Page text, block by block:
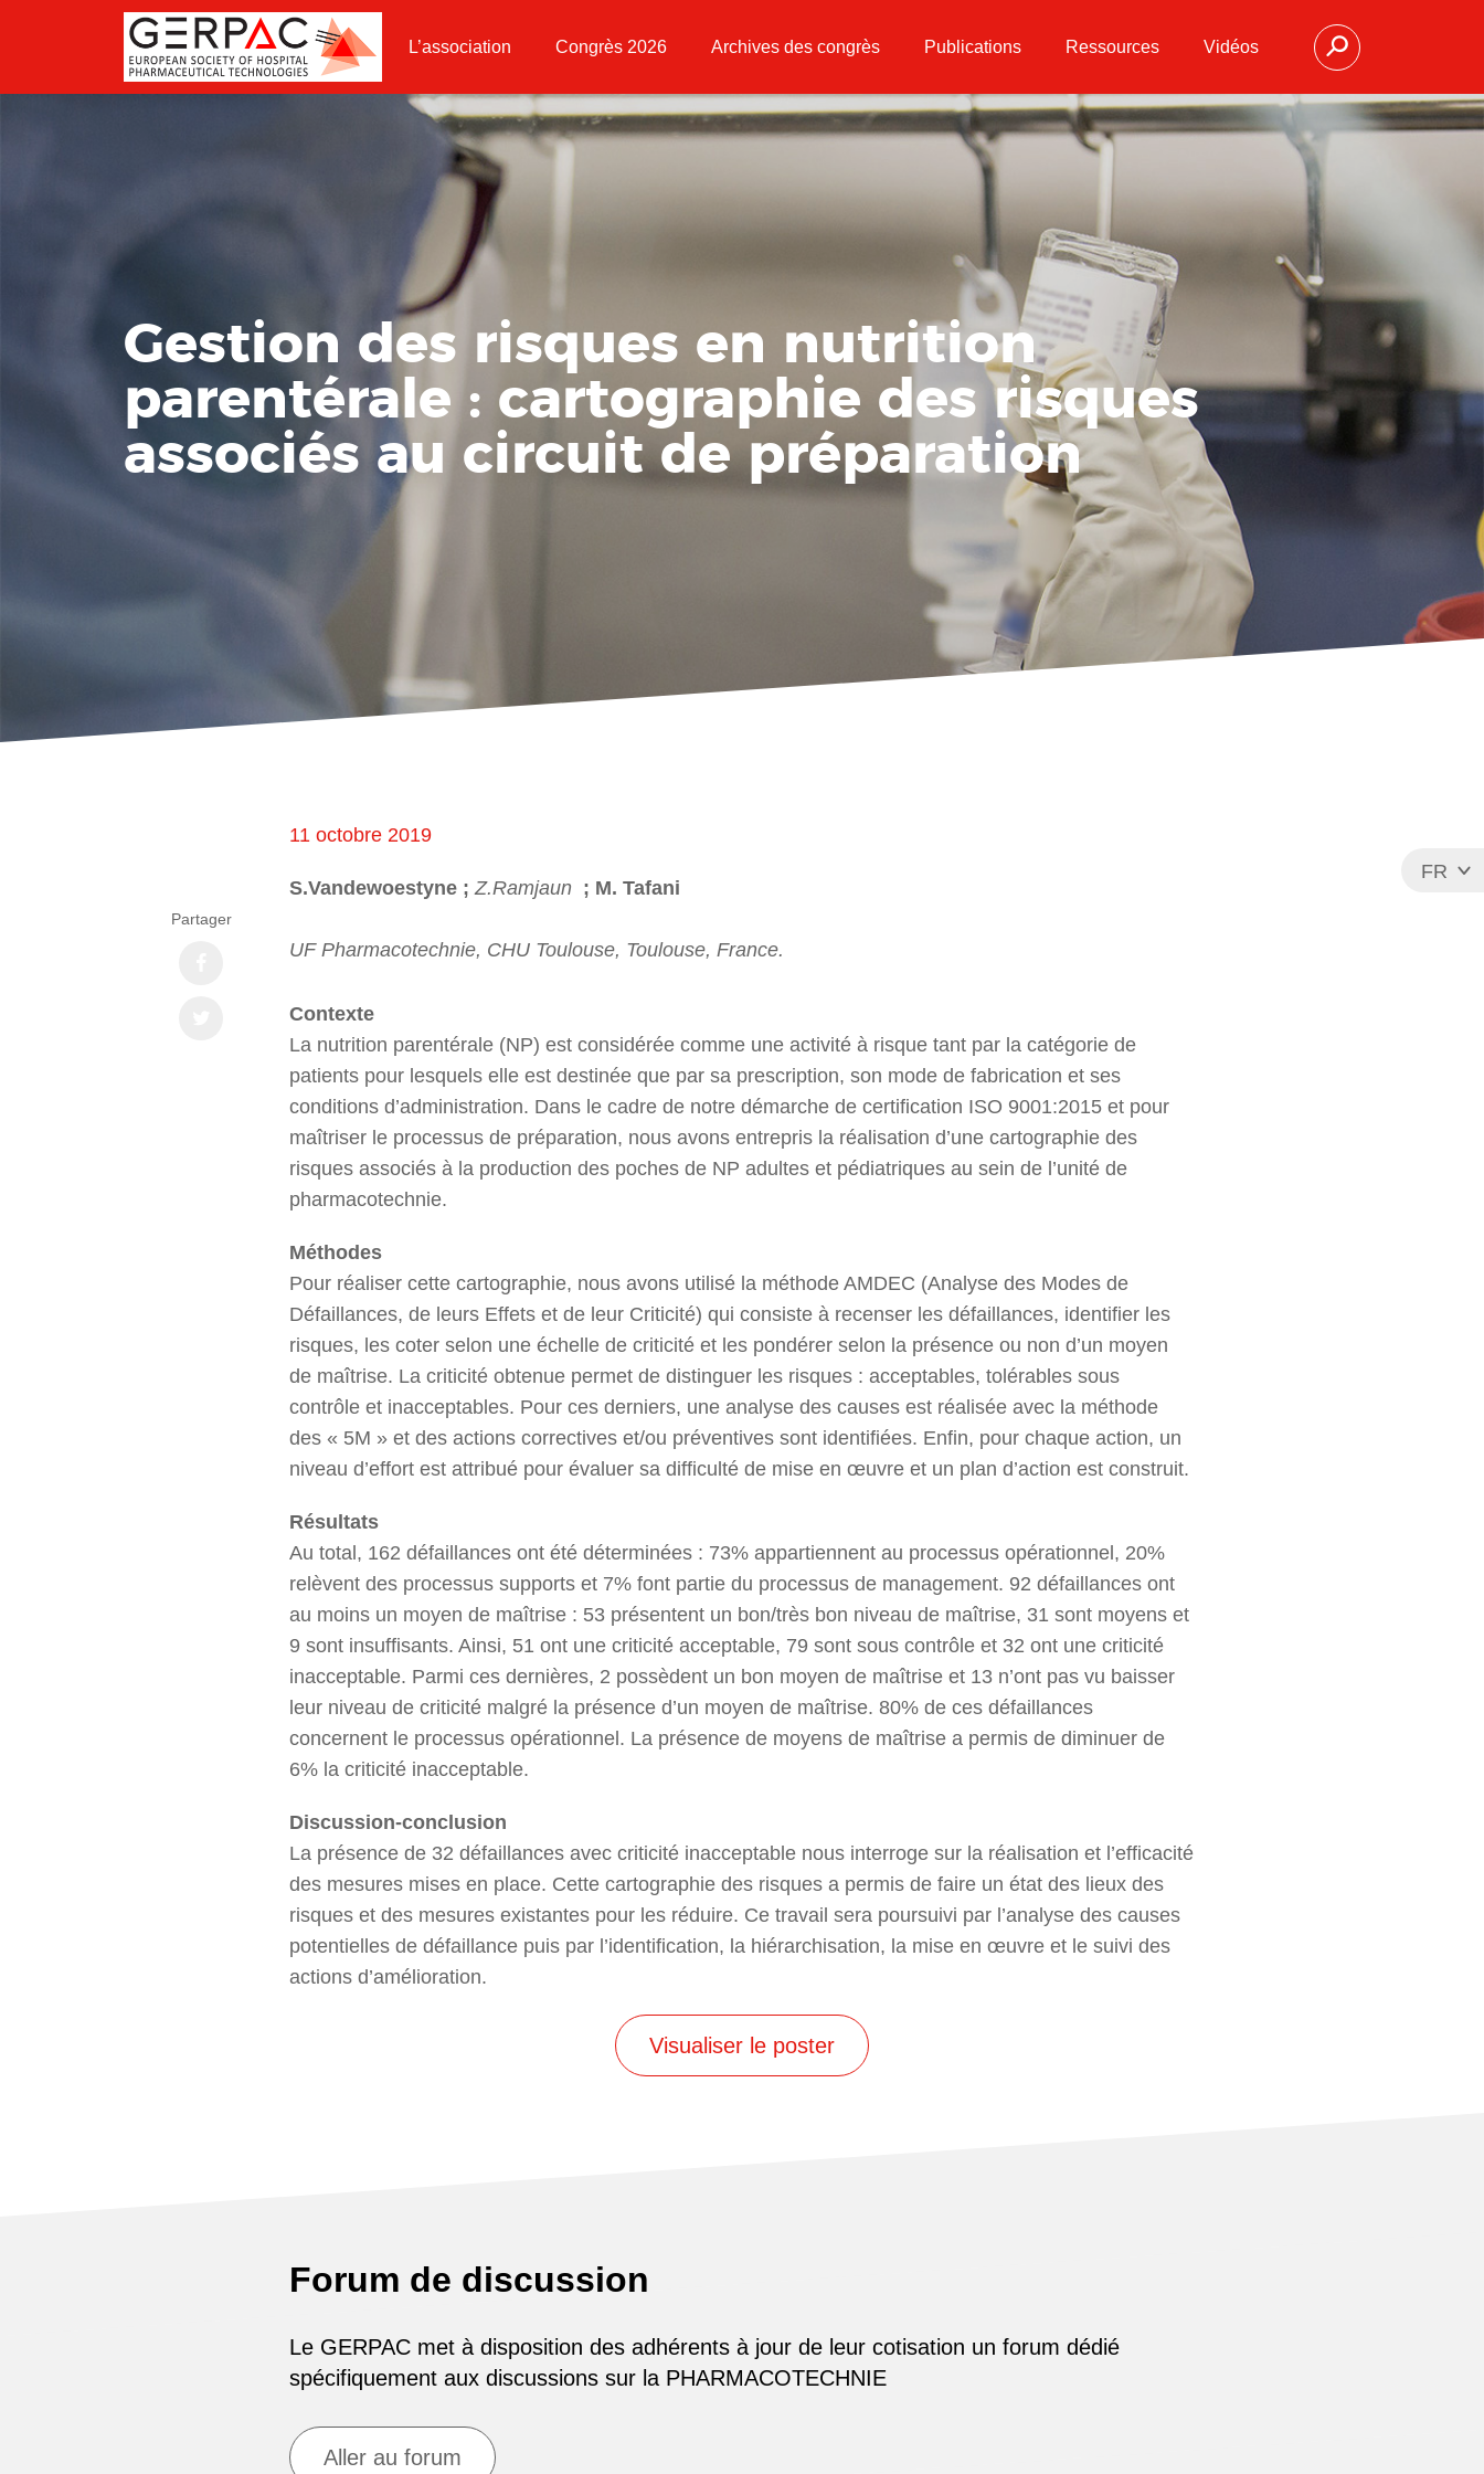
L’association Congrès 2026 Archives des congrès Publications Ressources Vidéos
FR
Gestion des risques en nutrition
parentérale : cartographie des risques
associés au circuit de préparation
11 octobre 2019
S.Vandewoestyne ; Z.Ramjaun ; M. Tafani
UF Pharmacotechnie, CHU Toulouse, Toulouse, France.
Contexte
La nutrition parentérale (NP) est considérée comme une activité à risque tant par la catégorie de
patients pour lesquels elle est destinée que par sa prescription, son mode de fabrication et ses
conditions d’administration. Dans le cadre de notre démarche de certification ISO 9001:2015 et pour
maîtriser le processus de préparation, nous avons entrepris la réalisation d’une cartographie des
risques associés à la production des poches de NP adultes et pédiatriques au sein de l’unité de
pharmacotechnie.
Méthodes
Pour réaliser cette cartographie, nous avons utilisé la méthode AMDEC (Analyse des Modes de
Défaillances, de leurs Effets et de leur Criticité) qui consiste à recenser les défaillances, identifier les
risques, les coter selon une échelle de criticité et les pondérer selon la présence ou non d’un moyen
de maîtrise. La criticité obtenue permet de distinguer les risques : acceptables, tolérables sous
contrôle et inacceptables. Pour ces derniers, une analyse des causes est réalisée avec la méthode
des « 5M » et des actions correctives et/ou préventives sont identifiées. Enfin, pour chaque action, un
niveau d’effort est attribué pour évaluer sa difficulté de mise en œuvre et un plan d’action est construit.
Résultats
Au total, 162 défaillances ont été déterminées : 73% appartiennent au processus opérationnel, 20%
relèvent des processus supports et 7% font partie du processus de management. 92 défaillances ont
au moins un moyen de maîtrise : 53 présentent un bon/très bon niveau de maîtrise, 31 sont moyens et
9 sont insuffisants. Ainsi, 51 ont une criticité acceptable, 79 sont sous contrôle et 32 ont une criticité
inacceptable. Parmi ces dernières, 2 possèdent un bon moyen de maîtrise et 13 n’ont pas vu baisser
leur niveau de criticité malgré la présence d’un moyen de maîtrise. 80% de ces défaillances
concernent le processus opérationnel. La présence de moyens de maîtrise a permis de diminuer de
6% la criticité inacceptable.
Discussion-conclusion
La présence de 32 défaillances avec criticité inacceptable nous interroge sur la réalisation et l’efficacité
des mesures mises en place. Cette cartographie des risques a permis de faire un état des lieux des
risques et des mesures existantes pour les réduire. Ce travail sera poursuivi par l’analyse des causes
potentielles de défaillance puis par l’identification, la hiérarchisation, la mise en œuvre et le suivi des
actions d’amélioration.
Visualiser le poster
Partager
Forum de discussion
Le GERPAC met à disposition des adhérents à jour de leur cotisation un forum dédié
spécifiquement aux discussions sur la PHARMACOTECHNIE
Aller au forum